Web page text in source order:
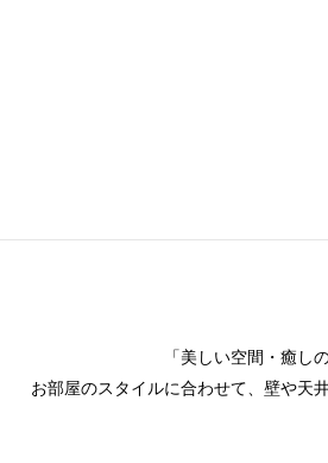
「美しい空間・癒し
お部屋のスタイルに合わせて、壁や天